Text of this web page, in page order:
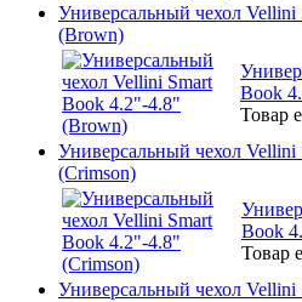
Универсальный чехол
(Brown)
Book
Товар
Универсальный чехол
(Crimson)
Book
Товар
Универсальный чехол